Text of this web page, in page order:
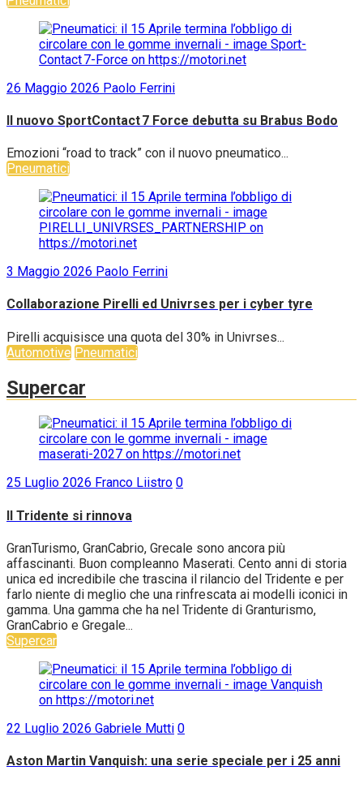
26 Maggio 2026 Paolo Ferrini
Il nuovo SportContact 7 Force debutta su Brabus Bodo
Emozioni “road to track” con il nuovo pneumatico...
Pneumatici
3 Maggio 2026 Paolo Ferrini
Collaborazione Pirelli ed Univrses per i cyber tyre
Pirelli acquisisce una quota del 30% in Univrses...
Automotive Pneumatici
Supercar
25 Luglio 2026 Franco Liistro 0
Il Tridente si rinnova
GranTurismo, GranCabrio, Grecale sono ancora più
affascinanti. Buon compleanno Maserati. Cento anni di storia
unica ed incredibile che trascina il rilancio del Tridente e per
farlo niente di meglio che una rinfrescata ai modelli iconici in
gamma. Una gamma che ha nel Tridente di Granturismo,
GranCabrio e Gregale...
Supercar
22 Luglio 2026 Gabriele Mutti 0
Aston Martin Vanquish: una serie speciale per i 25 anni